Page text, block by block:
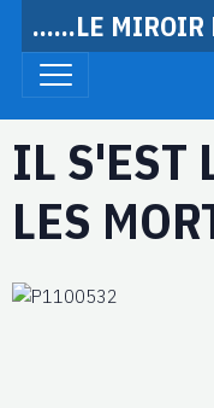
......LE MIROIR
IL S'EST
LES